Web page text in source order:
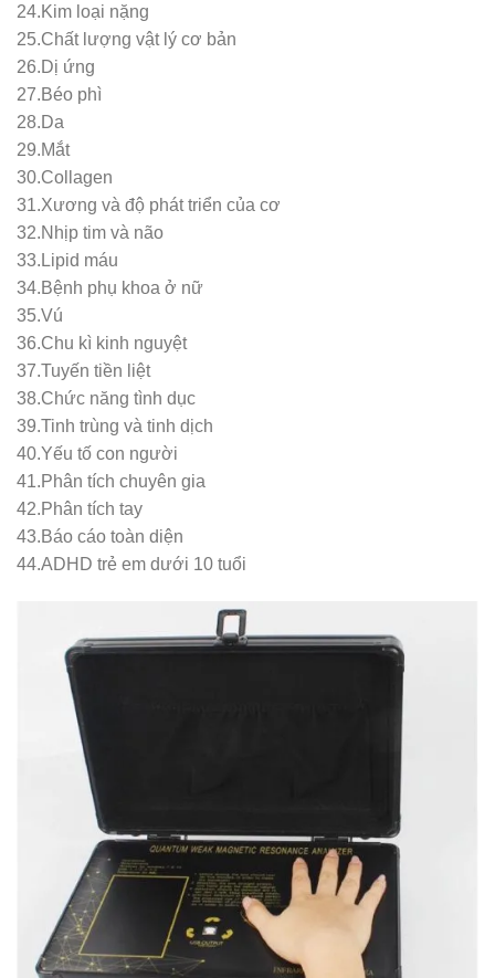
24.Kim loại nặng
25.Chất lượng vật lý cơ bản
26.Dị ứng
27.Béo phì
28.Da
29.Mắt
30.Collagen
31.Xương và độ phát triển của cơ
32.Nhịp tim và não
33.Lipid máu
34.Bệnh phụ khoa ở nữ
35.Vú
36.Chu kì kinh nguyệt
37.Tuyến tiền liệt
38.Chức năng tình dục
39.Tinh trùng và tinh dịch
40.Yếu tố con người
41.Phân tích chuyên gia
42.Phân tích tay
43.Báo cáo toàn diện
44.ADHD trẻ em dưới 10 tuổi